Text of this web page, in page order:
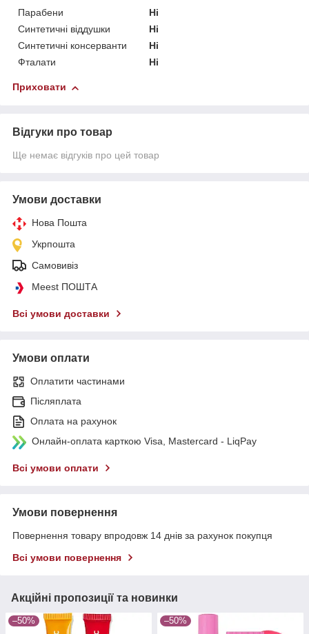
Парабени
Ні
Синтетичні віддушки
Ні
Синтетичні консерванти
Ні
Фталати
Ні
Приховати
Відгуки про товар
Ще немає відгуків про цей товар
Умови доставки
Нова Пошта
Укрпошта
Самовивіз
Meest ПОШТА
Всі умови доставки
Умови оплати
Оплатити частинами
Післяплата
Оплата на рахунок
Онлайн-оплата карткою Visa, Mastercard - LiqPay
Всі умови оплати
Умови повернення
Повернення товару впродовж 14 днів за рахунок покупця
Всі умови повернення
Акційні пропозиції та новинки
–50% –50%